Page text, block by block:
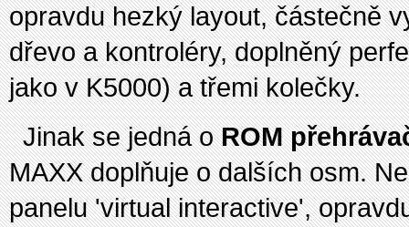
opravdu hezký layout, částečně
dřevo a kontroléry, doplněný
jako v K5000) a třemi kolečky.
Jinak se jedná oROM
MAXX doplňuje o dalších osm.
panelu 'virtual interactive',